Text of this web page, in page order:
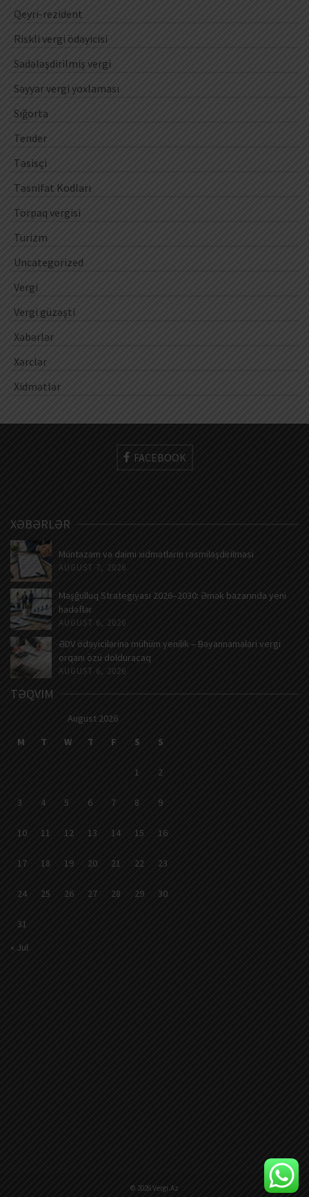
Qeyri-rezident
Riskli vergi ödəyicisi
Sadələşdirilmiş vergi
Səyyar vergi yoxlaması
Sığorta
Tender
Təsisçi
Təsnifat Kodları
Torpaq vergisi
Turizm
Uncategorized
Vergi
Vergi güzəşti
Xəbərlər
Xərclər
Xidmətlər
FACEBOOK
XƏBƏRLƏR
Müntəzəm və daimi xidmətlərin rəsmiləşdirilməsi
AUGUST 7, 2026
Məşğulluq Strategiyası 2026–2030: Əmək bazarında yeni
hədəflər
AUGUST 6, 2026
ƏDV ödəyicilərinə mühüm yenilik – Bəyannamələri vergi
orqanı özü dolduracaq
AUGUST 6, 2026
TƏQVIM
August 2026
M
T W T F S S
1 2
3 4 5 6 7 8 9
10 11 12 13 14 15 16
17 18 19 20 21 22 23
24 25 26 27 28 29 30
31
« Jul
© 2026 Vergi.Az